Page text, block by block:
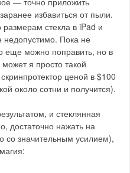
избавиться от пыли.
стекла в iPad и
Пока не
еще можно поправить, но в
я просто такой
ценой в $100
около сотни и получится).
и стеклянная
достаточно нажать на
со значительным усилием),